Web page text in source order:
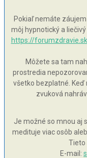
Pokiaľ nemáte
môj hypnotický a
https://
Môžete sa tam
prostredia
všetko bezplatné.
zvuková
Je možné so mnou aj
medituje viac osôb
Tieto
E-mail: